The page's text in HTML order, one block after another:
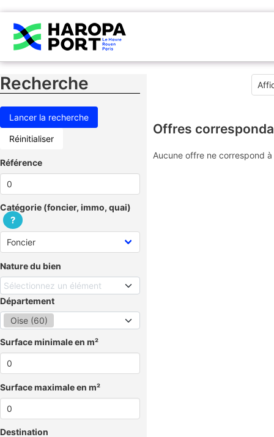
Recherche
Réinitialiser
Référence
Catégorie (foncier, immo, quai)
?
Nature du bien
Sélectionnez un élément
Département
Oise (60)
Surface minimale en m²
Surface maximale en m²
Destination
Offres
Aucune offre ne correspond